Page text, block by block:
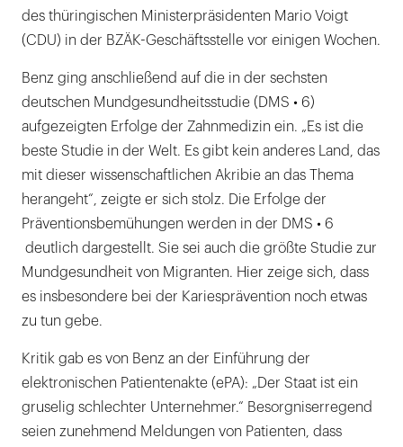
des thüringischen Ministerpräsidenten Mario Voigt
(CDU) in der BZÄK-Geschäftsstelle vor einigen Wochen.
Benz ging anschließend auf die in der sechsten
deutschen Mundgesundheitsstudie (DMS • 6)
aufgezeigten Erfolge der Zahnmedizin ein. „Es ist die
beste Studie in der Welt. Es gibt kein anderes Land, das
mit dieser wissenschaftlichen Akribie an das Thema
herangeht“, zeigte er sich stolz. Die Erfolge der
Präventionsbemühungen werden in der DMS • 6
deutlich dargestellt. Sie sei auch die größte Studie zur
Mundgesundheit von Migranten. Hier zeige sich, dass
es insbesondere bei der Kariesprävention noch etwas
zu tun gebe.
Kritik gab es von Benz an der Einführung der
elektronischen Patientenakte (ePA): „Der Staat ist ein
gruselig schlechter Unternehmer.“ Besorgniserregend
seien zunehmend Meldungen von Patienten, dass